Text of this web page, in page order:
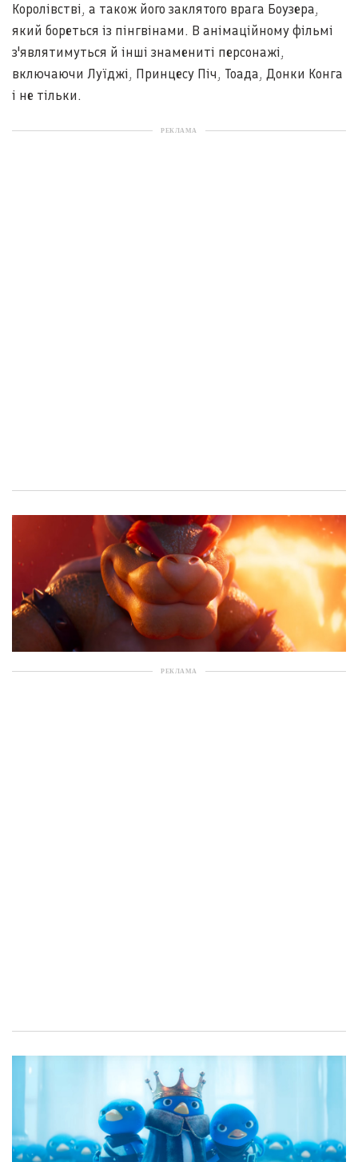
Королівстві, а також його заклятого врага Боузера,
який бореться із пінгвінами. В анімаційному фільмі
з'являтимуться й інші знамениті персонажі,
включаючи Луїджі, Принцесу Піч, Тоада, Донки Конга
і не тільки.
РЕКЛАМА
РЕКЛАМА